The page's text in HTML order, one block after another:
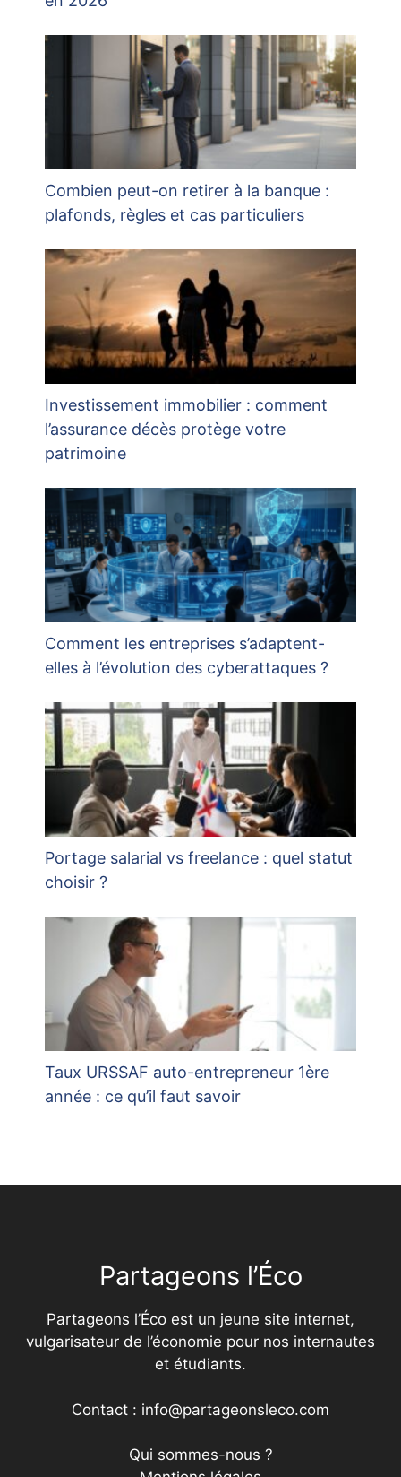
Combien peut-on retirer à la banque :
plafonds, règles et cas particuliers
Investissement immobilier : comment
l’assurance décès protège votre
patrimoine
Comment les entreprises s’adaptent-
elles à l’évolution des cyberattaques ?
Portage salarial vs freelance : quel statut
choisir ?
Taux URSSAF auto-entrepreneur 1ère
année : ce qu’il faut savoir
Partageons l’Éco
Partageons l’Éco est un jeune site internet,
vulgarisateur de l’économie pour nos internautes
et étudiants.
Contact : info@partageonsleco.com
Qui sommes-nous ?